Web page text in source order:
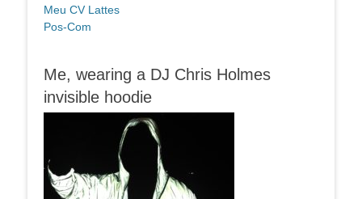
Meu CV Lattes
Pos-Com
Me, wearing a DJ Chris Holmes
invisible hoodie